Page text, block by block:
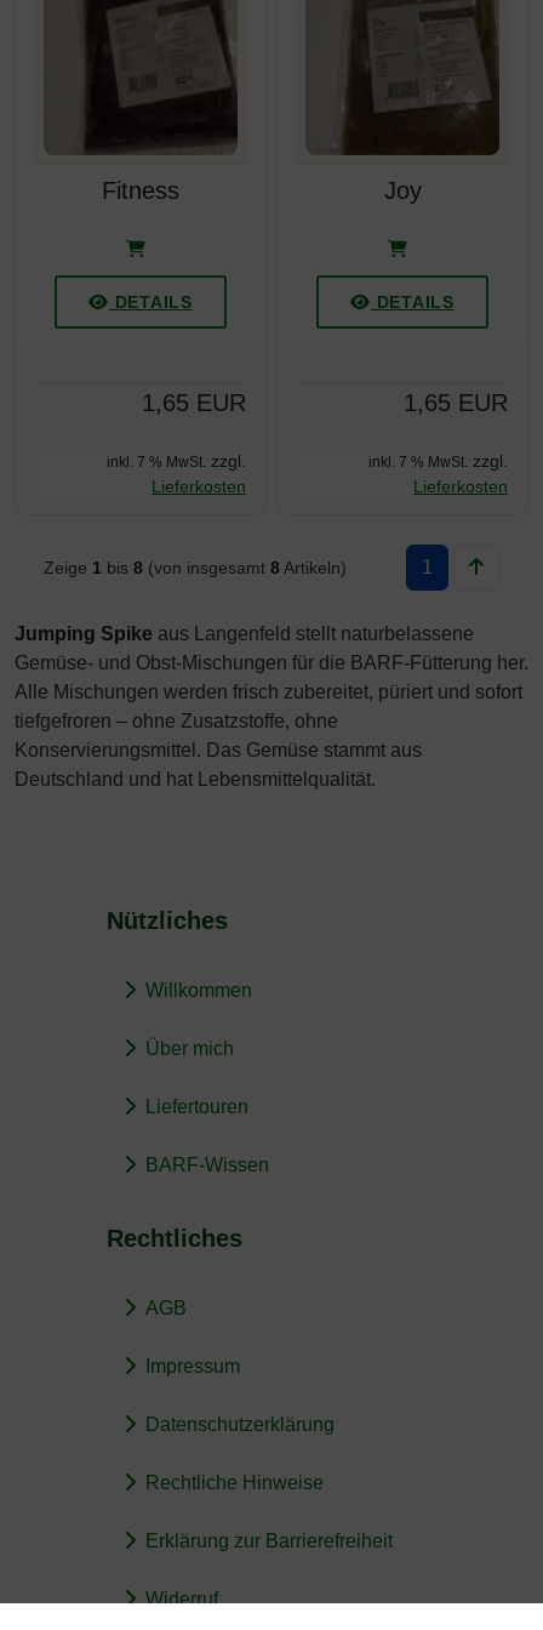
Fitness
DETAILS
1,65 EUR
inkl. 7 % MwSt. zzgl.
Lieferkosten
Joy
DETAILS
1,65 EUR
inkl. 7 % MwSt. zzgl.
Lieferkosten
Zeige 1 bis8 (von insgesamt8 Artikeln) 1
Jumping Spike aus Langenfeld stellt naturbelassene
Gemüse- und Obst-Mischungen für die BARF-Fütterung her.
Alle Mischungen werden frisch zubereitet, püriert und sofort
tiefgefroren – ohne Zusatzstoffe, ohne
Konservierungsmittel. Das Gemüse stammt aus
Deutschland und hat Lebensmittelqualität.
Nützliches
Willkommen
Über mich
Liefertouren
BARF-Wissen
Rechtliches
AGB
Impressum
Datenschutzerklärung
Rechtliche Hinweise
Erklärung zur Barrierefreiheit
Widerruf